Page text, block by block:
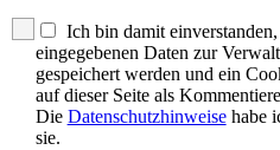
Ich bin damit
eingegebenen Daten zur
gespeichert werden und ein
auf dieser Seite als
Die Datenschutzhinweisehabe
sie.